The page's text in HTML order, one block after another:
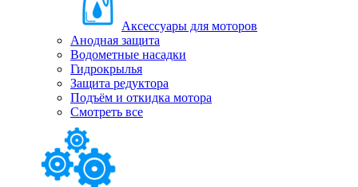
Аксессуары для моторов
Анодная защита
Водометные насадки
Гидрокрылья
Защита редуктора
Подъём и откидка мотора
Смотреть все